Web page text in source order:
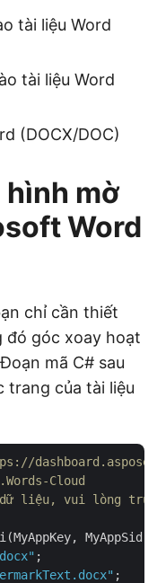
tài liệu Word
tài liệu Word
(DOCX/DOC)
hình mờ
Word
chỉ cần thiết
đó góc xoay hoạt
mã C# sau
trang của tài liệu
Cloud
liệu, vui lòng truy